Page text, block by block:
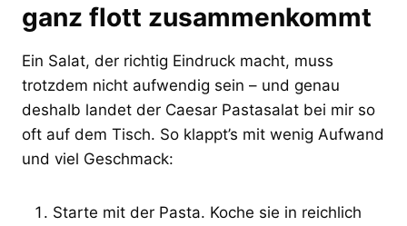
ganz flott zusammenkommt
Ein Salat, der richtig Eindruck macht, muss
trotzdem nicht aufwendig sein – und genau
deshalb landet der Caesar Pastasalat bei mir so
oft auf dem Tisch. So klappt’s mit wenig Aufwand
und viel Geschmack:
Starte mit der Pasta. Koche sie in reichlich